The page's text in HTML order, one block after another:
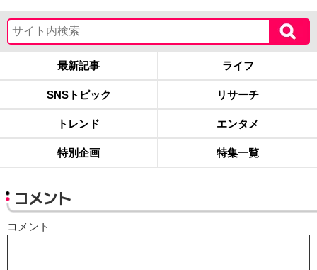
最新記事 ライフ
SNSトピック リサーチ
トレンド エンタメ
特別企画 特集一覧
コメント
コメント